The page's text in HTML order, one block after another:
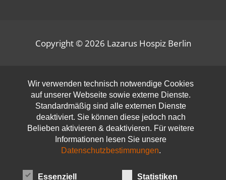
Copyright © 2026 Lazarus Hospiz Berlin
Open toolbar
Wir verwenden technisch notwendige Cookies
auf unserer Webseite sowie externe Dienste.
Standardmäßig sind alle externen Dienste
deaktiviert. Sie können diese jedoch nach
Belieben aktivieren & deaktivieren. Für weitere
Informationen lesen Sie unsere
Datenschutzbestimmungen.
Essenziell Statistiken